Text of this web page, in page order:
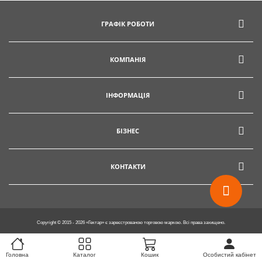
Головна Каталог Кошик Особистий кабінет
ГРАФІК РОБОТИ
КОМПАНІЯ
ІНФОРМАЦІЯ
БІЗНЕС
КОНТАКТИ
Copyright © 2015 - 2026 «Гектар» є зареєстрованою торговою маркою. Всі права захищено.